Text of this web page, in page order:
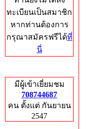
ทะเบียนเป็นสมาชิก
หากท่านต้องการ
กรุณาสมัครฟรีได้ที่
นี่
มีผู้เข้าเยี่ยมชม
708744687
คน ตั้งแต่ กันยายน
2547